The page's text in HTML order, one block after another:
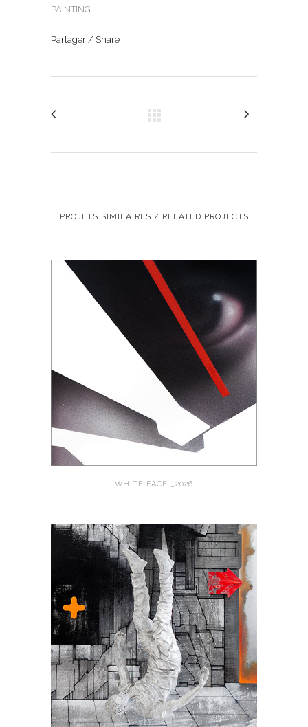
PAINTING
Partager / Share
PROJETS SIMILAIRES / RELATED PROJECTS
WHITE FACE _2026